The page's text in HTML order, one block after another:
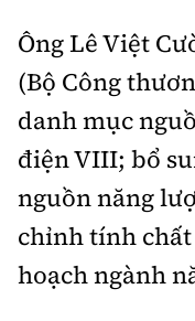
Ông Lê Việt
(Bộ Công
danh mục
điện VIII; bổ
nguồn năng
chỉnh tính
hoạch ngành